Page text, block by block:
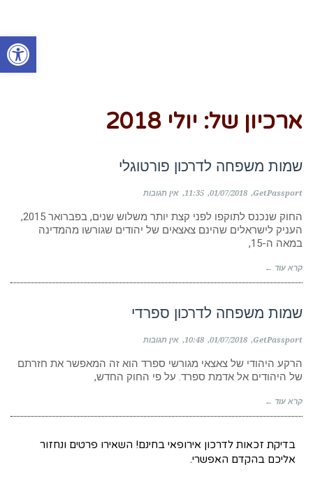
פתח
ארכיון של: יולי 2018
שמות משפחה לדרכון פורטוגלי
GetPassport
01/07/2018
11:35 אין תגובות
החוק שנכנס לתוקפו לפני קצת יותר משלוש שנים, בפברואר 2015,
העניק לישראלים שהינם צאצאים של יהודים שגורשו מהמדינה
במאה ה-15,
קרא עוד ←
שמות משפחה לדרכון ספרדי
GetPassport
01/07/2018
10:48 אין תגובות
הרקע היהודי של צאצאי מגורשי ספרד הוא זה המאפשר את חזרתם
של היהודים אל אדמת ספרד. על פי החוק החדש,
קרא עוד ←
בדיקת זכאות לדרכון אירופאי בחינם! השאירו פרטים ונחזור
אליכם בהקדם האפשרי.